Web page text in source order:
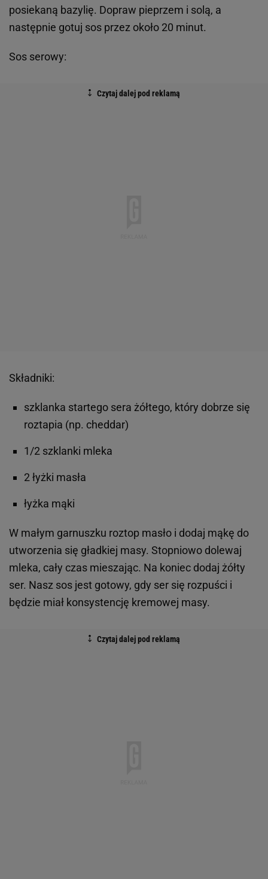
posiekaną bazylię. Dopraw pieprzem i solą, a
następnie gotuj sos przez około 20 minut.
Sos serowy:
Składniki:
szklanka startego sera żółtego, który dobrze się
roztapia (np. cheddar)
1/2 szklanki mleka
2 łyżki masła
łyżka mąki
W małym garnuszku roztop masło i dodaj mąkę do
utworzenia się gładkiej masy. Stopniowo dolewaj
mleka, cały czas mieszając. Na koniec dodaj żółty
ser. Nasz sos jest gotowy, gdy ser się rozpuści i
będzie miał konsystencję kremowej masy.